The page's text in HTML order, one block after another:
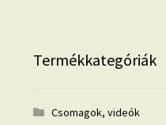
Termékkategóriák
Csomagok, videók